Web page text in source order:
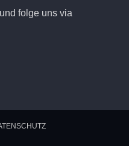
folge uns via